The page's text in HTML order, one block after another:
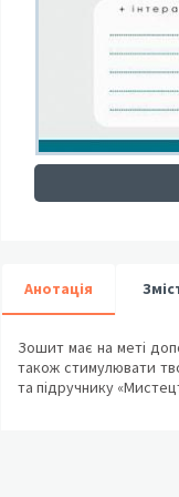
Анотація
Зошит має на меті
також стимулювати
та підручнику